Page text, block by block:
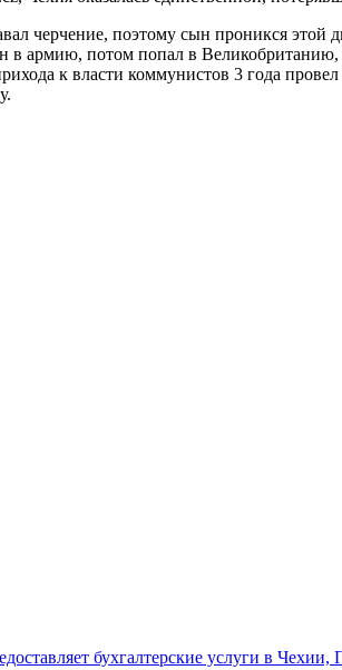
черчение, поэтому сын проникся этой
в армию, потом попал в
к власти коммунистов 3 года